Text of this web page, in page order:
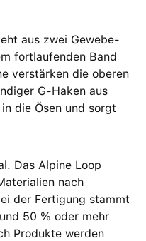
aus zwei Gewebe­
fortlaufenden Band
verstärken die oberen
G‑Haken aus
die Ösen und sorgt
Das Alpine Loop
nach
der Fertigung stammt
50 % oder mehr
Produkte werden